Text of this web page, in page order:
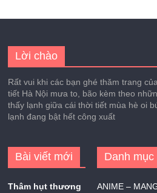
Lời chào
Rất vui khi các bạn ghé thăm trang
tiết Hà Nội mưa to, bão kèm theo
thấy lạnh giữa cái thời tiết mùa hè oi
lạnh đang bật hết công xuất
Bài viết mới
Thâm hụt thương
Danh mục
ANIME –